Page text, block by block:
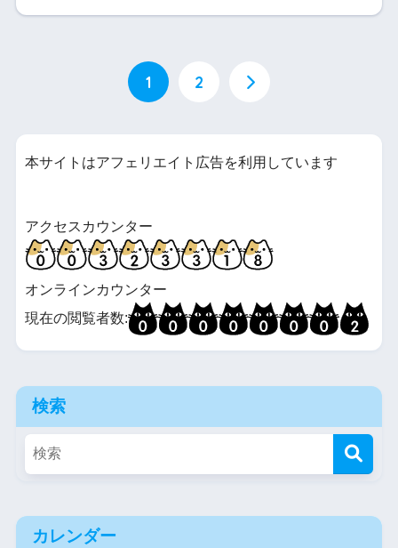
1 2
本サイトはアフェリエイト広告を利用しています
アクセスカウンター
オンラインカウンター
現在の閲覧者数:
検索
カレンダー